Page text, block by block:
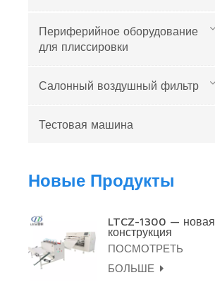
Периферийное оборудование
для плиссировки
Салонный воздушный фильтр
Тестовая машина
Новые Продукты
LTCZ-1300 — новая
конструкция
полностью
автоматической
машины для
плиссировки с
ПОСМОТРЕТЬ
БОЛЬШЕ